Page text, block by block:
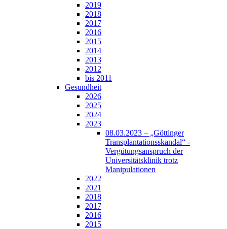
2019
2018
2017
2016
2015
2014
2013
2012
bis 2011
Gesundheit
2026
2025
2024
2023
08.03.2023 – „Göttinger
Transplantationsskandal“ -
Vergütungsanspruch der
Universitätsklinik trotz
Manipulationen
2022
2021
2018
2017
2016
2015